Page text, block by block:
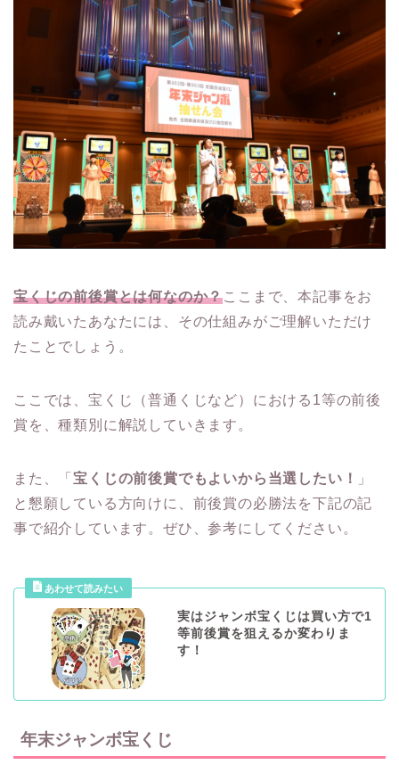
宝くじの前後賞とは何なのか？ここまで、本記事をお
読み戴いたあなたには、その仕組みがご理解いただけ
たことでしょう。
ここでは、宝くじ（普通くじなど）における1等の前後
賞を、種類別に解説していきます。
また、「宝くじの前後賞でもよいから当選したい！
」
と懇願している方向けに、前後賞の必勝法を下記の記
事で紹介しています。ぜひ、参考にしてください。
実はジャンボ宝くじは買い方で1
等前後賞を狙えるか変わりま
す！
年末ジャンボ宝くじ